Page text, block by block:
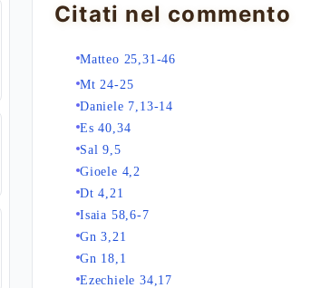
Citati nel commento
Matteo 25,31-46
Mt 24-25
Daniele 7,13-14
Es 40,34
Sal 9,5
Gioele 4,2
Dt 4,21
Isaia 58,6-7
Gn 3,21
Gn 18,1
Ezechiele 34,17